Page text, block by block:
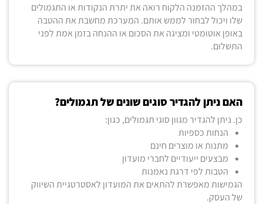
במהלך ההזמנה הלקוח רואה את יתרת הנקודות או התגמולים
שלו ויכול לבחור לממש אותם. המערכת מחשבת את ההטבה
באופן אוטומטי ומציגה את הסכום או ההנחה בזמן אמת לפני
התשלום.
האם ניתן להגדיר סוגים שונים של תגמולים?
כן. ניתן להגדיר מגוון סוגי תגמולים, כגון:
הנחות כספיות
מתנות או מוצרים חינם
מבצעים ייעודיים לחברי מועדון
הטבות לפי דרגת נאמנות
הגמישות מאפשרת להתאים את המועדון לאסטרטגיית השיווק
של העסק.